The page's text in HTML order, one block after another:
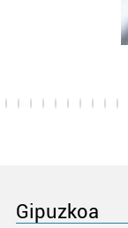
Gipuzkoa